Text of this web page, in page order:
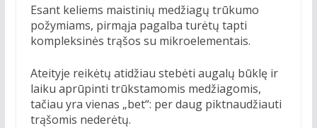
Esant keliems maistinių medžiagų trūkumo
požymiams, pirmąja pagalba turėtų tapti
kompleksinės trąšos su mikroelementais.
Ateityje reikėtų atidžiau stebėti augalų būklę ir
laiku aprūpinti trūkstamomis medžiagomis,
tačiau yra vienas „bet“: per daug piktnaudžiauti
trąšomis nederėtų.